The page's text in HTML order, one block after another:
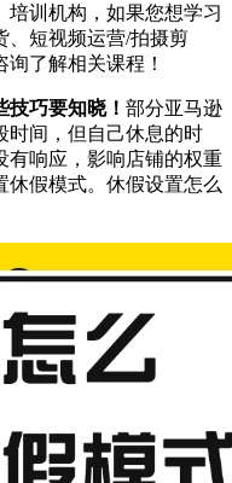
培训机构，如果您想学习
、短视频运营/拍摄剪
了解相关课程！
巧要知晓！ 部分亚马逊
时间，但自己休息的时
有响应，影响店铺的权重
休假模式。休假设置怎么